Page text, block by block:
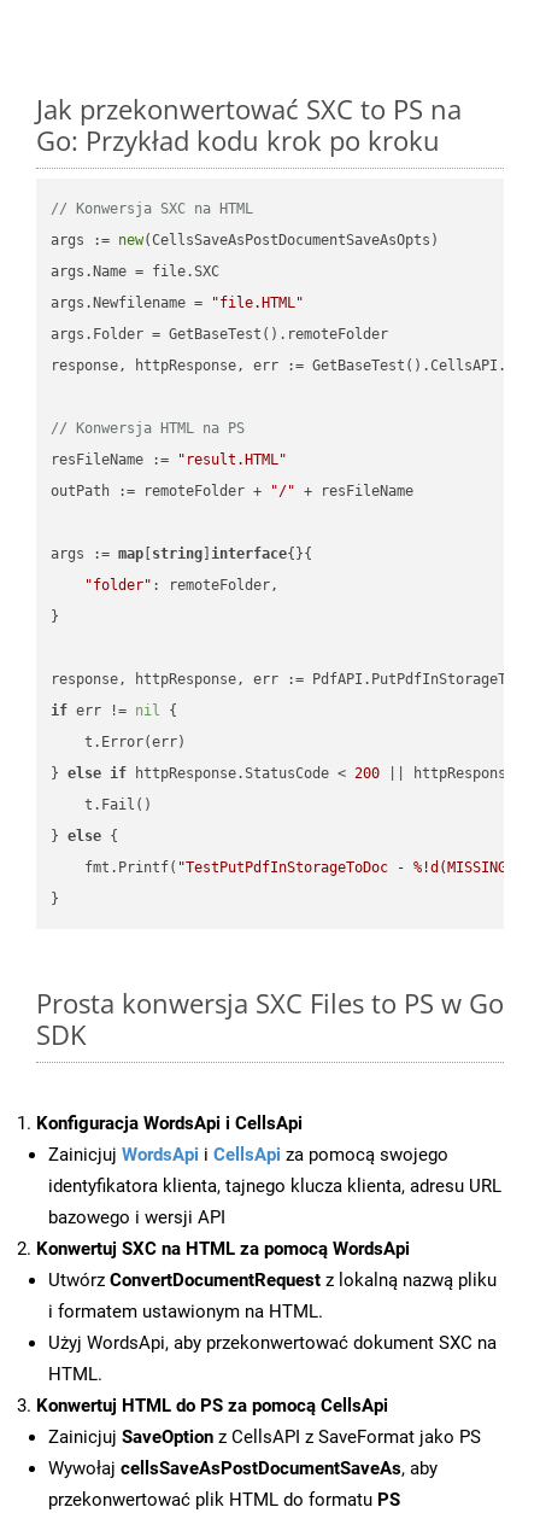
Jak przekonwertować SXC to PS na
Go: Przykład kodu krok po kroku
// Konwersja SXC na HTML
args := new(CellsSaveAsPostDocumentSaveAsOpts)
args.Name = file.SXC
args.Newfilename =
"file.HTML"
args.Folder = GetBaseTest().remoteFolder
response, httpResponse, err :=
// Konwersja HTML na PS
resFileName :=
"result.HTML"
outPath := remoteFolder +
"/" + resFileName
args := map string ]interface{}{
"folder" : remoteFolder,
}
if err != nil {
    t.Error(err)
} else if httpResponse.StatusCode < 200 ||
    t.Fail()
} else {
    fmt.Printf(
"TestPutPdfInStorageToDoc - %!d(MISSING)\n"
Prosta konwersja SXC Files to PS w Go
SDK
Konfiguracja WordsApi i CellsApi
Zainicjuj WordsApi i CellsApi za pomocą swojego
identyfikatora klienta, tajnego klucza klienta, adresu URL
bazowego i wersji API
Konwertuj SXC na HTML za pomocą WordsApi
Utwórz ConvertDocumentRequest z lokalną nazwą pliku
i formatem ustawionym na HTML.
Użyj WordsApi, aby przekonwertować dokument SXC na
HTML.
Konwertuj HTML do PS za pomocą CellsApi
Zainicjuj SaveOption z CellsAPI z SaveFormat jako PS
Wywołaj cellsSaveAsPostDocumentSaveAs, aby
przekonwertować plik HTML do formatu PS